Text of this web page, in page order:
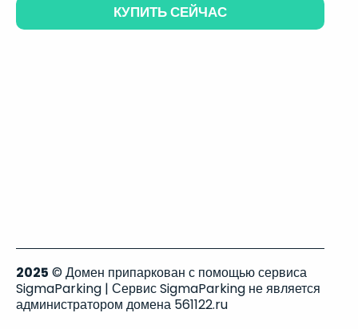
КУПИТЬ СЕЙЧАС
2025 © Домен припаркован с помощью сервиса
SigmaParking | Сервис SigmaParking не является
администратором домена 561122.ru